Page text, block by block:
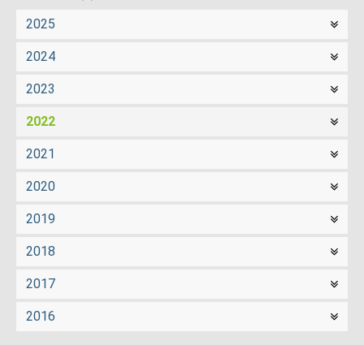
2025
2024
2023
2022
2021
2020
2019
2018
2017
2016